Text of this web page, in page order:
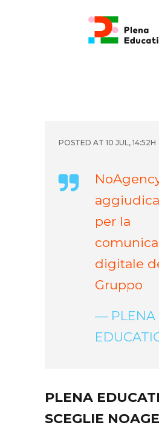
POSTED AT 10 JUL, 14:52H
per la
digitale
Gruppo
— PLENA
PLENA
SCEGLIE